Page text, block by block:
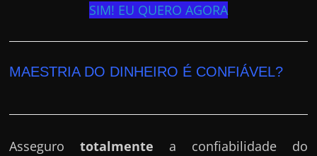
SIM! EU QUERO AGORA
MAESTRIA DO DINHEIRO É CONFIÁVEL?
Assegurototalmente a confiabilidade do